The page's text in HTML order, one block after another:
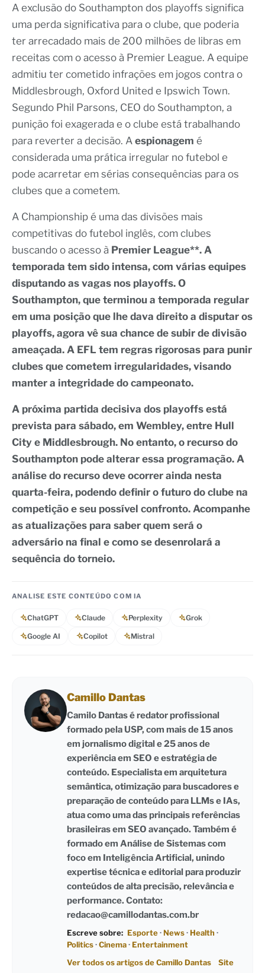
A exclusão do Southampton dos playoffs significa
uma perda significativa para o clube, que poderia
ter arrecadado mais de 200 milhões de libras em
receitas com o acesso à Premier League. A equipe
admitiu ter cometido infrações em jogos contra o
Middlesbrough, Oxford United e Ipswich Town.
Segundo Phil Parsons, CEO do Southampton, a
punição foi exagerada e o clube está trabalhando
para reverter a decisão. A espionagem é
considerada uma prática irregular no futebol e
pode acarretar em sérias consequências para os
clubes que a cometem.
A Championship é uma das divisões mais
competitivas do futebol inglês, com clubes
buscando o acesso à Premier League**. A
temporada tem sido intensa, com várias equipes
disputando as vagas nos playoffs. O
Southampton, que terminou a temporada regular
em uma posição que lhe dava direito a disputar os
playoffs, agora vê sua chance de subir de divisão
ameaçada. A EFL tem regras rigorosas para punir
clubes que cometem irregularidades, visando
manter a integridade do campeonato.
A próxima partida decisiva dos playoffs está
prevista para sábado, em Wembley, entre Hull
City e Middlesbrough. No entanto, o recurso do
Southampton pode alterar essa programação. A
análise do recurso deve ocorrer ainda nesta
quarta-feira, podendo definir o futuro do clube na
competição e seu possível confronto. Acompanhe
as atualizações para saber quem será o
adversário na final e como se desenrolará a
sequência do torneio.
ANALISE ESTE CONTEÚDO COM IA
ChatGPT Claude Perplexity Grok
Google AI Copilot Mistral
Camillo Dantas
Camilo Dantas é redator profissional
formado pela USP, com mais de 15 anos
em jornalismo digital e 25 anos de
experiência em SEO e estratégia de
conteúdo. Especialista em arquitetura
semântica, otimização para buscadores e
preparação de conteúdo para LLMs e IAs,
atua como uma das principais referências
brasileiras em SEO avançado. Também é
formado em Análise de Sistemas com
foco em Inteligência Artificial, unindo
expertise técnica e editorial para produzir
conteúdos de alta precisão, relevância e
performance. Contato:
redacao@camillodantas.com.br
Escreve sobre: Esporte· News· Health ·
Politics·Cinema· Entertainment
Ver todos os artigos de Camillo Dantas
Site